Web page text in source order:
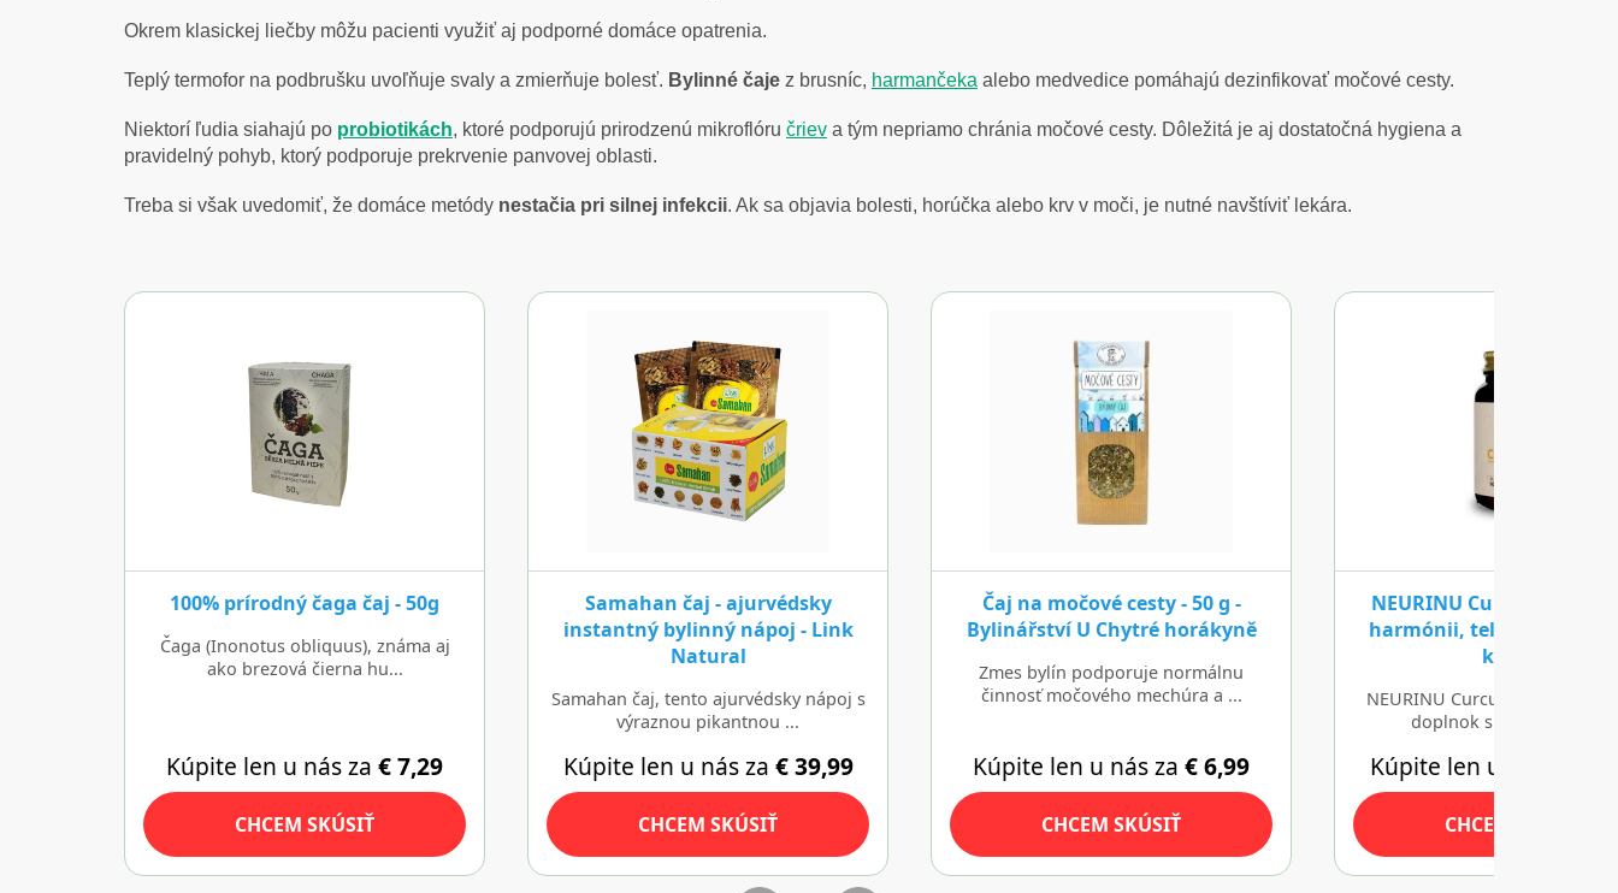
Okrem klasickej liečby môžu pacienti využiť aj podporné domáce opatrenia.
Teplý termofor na podbrušku uvoľňuje svaly a zmierňuje bolesť. Bylinné čaje z brusníc, harmančeka alebo medvedice pomáhajú dezinfikovať močové cesty.
Niektorí ľudia siahajú po probiotikách, ktoré podporujú prirodzenú mikroflóru čriev a tým nepriamo chránia močové cesty. Dôležitá je aj dostatočná hygiena a
pravidelný pohyb, ktorý podporuje prekrvenie panvovej oblasti.
Treba si však uvedomiť, že domáce metódy nestačia pri silnej infekcii. Ak sa objavia bolesti, horúčka alebo krv v moči, je nutné navštíviť lekára.